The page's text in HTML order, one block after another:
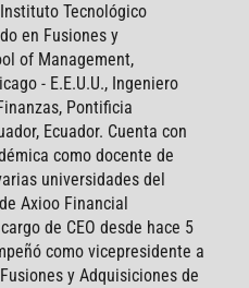
Tecnológico
en Fusiones y
of Management,
- E.E.U.U., Ingeniero
Pontificia
Ecuador. Cuenta con
como docente de
universidades del
Axioo Financial
de CEO desde hace 5
como vicepresidente a
y Adquisiciones de